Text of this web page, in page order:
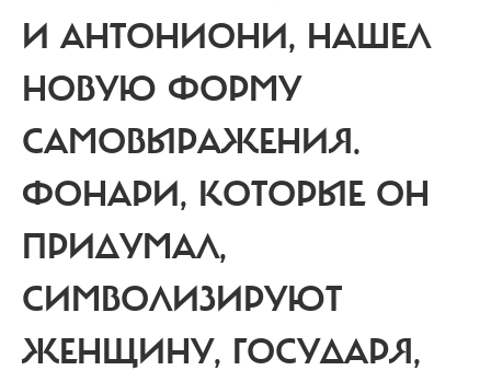
И АНТОНИОНИ, НАШЕЛ
НОВУЮ ФОРМУ
САМОВЫРАЖЕНИЯ.
ФОНАРИ, КОТОРЫЕ ОН
ПРИДУМАЛ,
СИМВОЛИЗИРУЮТ
ЖЕНЩИНУ, ГОСУДАРЯ,